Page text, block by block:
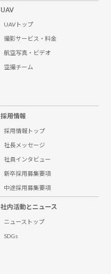
UAV
UAVトップ
撮影サービス・料金
航空写真・ビデオ
空撮チーム
採用情報
採用情報トップ
社長メッセージ
社員インタビュー
新卒採用募集要項
中途採用募集要項
社内活動とニュース
ニューストップ
SDGs